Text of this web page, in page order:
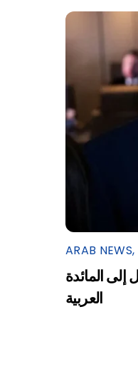
ARAB NEWS,
المائدة
العربية